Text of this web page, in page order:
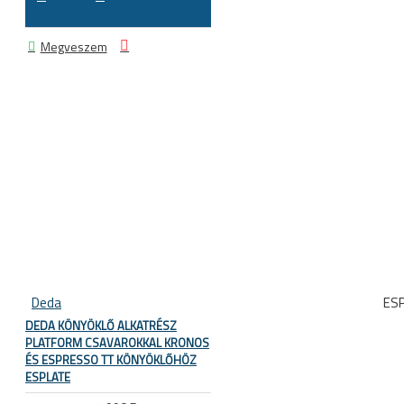
Megveszem
Deda
DEDA KÖNYÖKLŐ ALKATRÉSZ
PLATFORM CSAVAROKKAL KRONOS
ÉS ESPRESSO TT KÖNYÖKLŐHÖZ
ESPLATE